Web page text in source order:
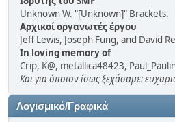
Unknown W. "[Unknown]" Brackets.
Αρχικοί οργανωτές έργου
Jeff Lewis, Joseph Fung, and David
In loving memory of
Crip, K@, metallica48423,
Και για όποιον ίσως ξεχάσαμε:
Λογισμικό/Γραφικά